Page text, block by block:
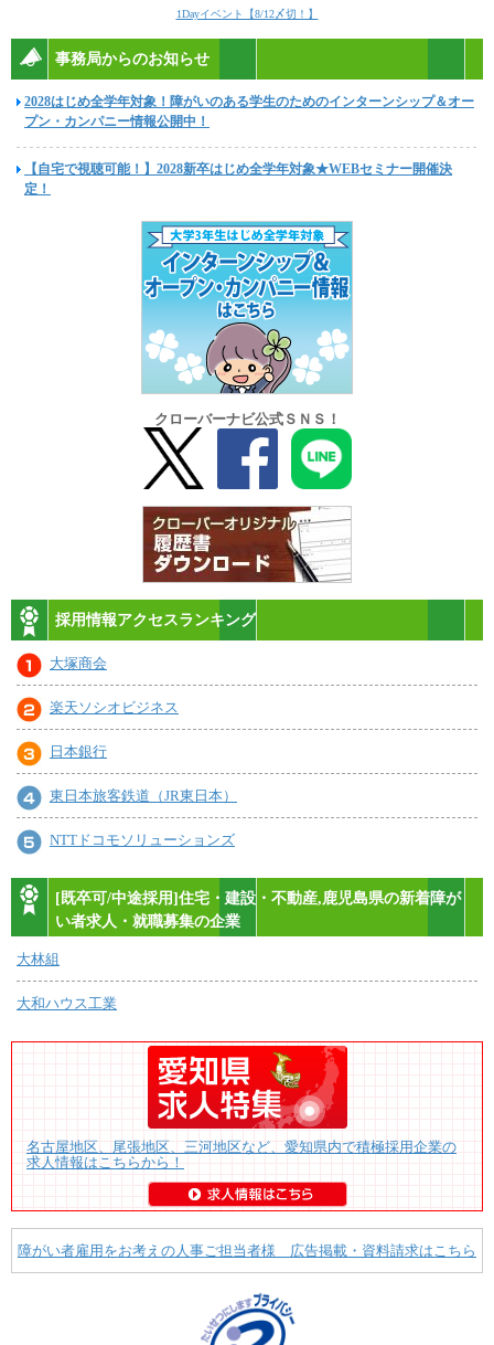
1Dayイベント【8/12〆切！】
事務局からのお知らせ
2028はじめ全学年対象！障がいのある学生のためのインターンシップ＆オー
プン・カンパニー情報公開中！
【自宅で視聴可能！】2028新卒はじめ全学年対象★WEBセミナー開催決
定！
クローバーナビ公式ＳＮＳ！
採用情報アクセスランキング
大塚商会
楽天ソシオビジネス
日本銀行
東日本旅客鉄道（JR東日本）
NTTドコモソリューションズ
[既卒可/中途採用]住宅・建設・不動産,鹿児島県の新着障が
い者求人・就職募集の企業
大林組
大和ハウス工業
名古屋地区、尾張地区、三河地区など、愛知県内で積極採用企業の
求人情報はこちらから！
障がい者雇用をお考えの人事ご担当者様 広告掲載・資料請求はこちら